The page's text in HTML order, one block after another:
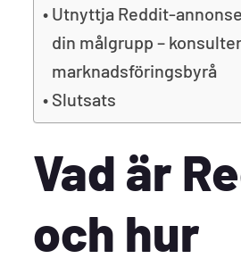
Utnyttja Reddit-
din målgrupp –
marknadsföringsbyrå
Slutsats
Vad är
och hur